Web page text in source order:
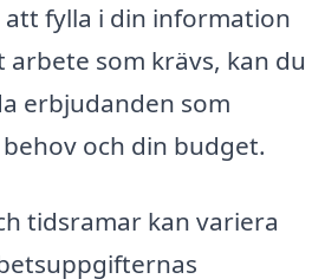
att fylla i din information
arbete som krävs, kan du
erbjudanden som
och din budget.
tidsramar kan variera